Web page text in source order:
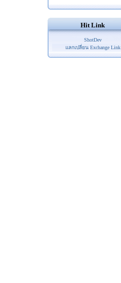
Hit Link
ShotDev
แลกเปลี่ยน Exchange Link